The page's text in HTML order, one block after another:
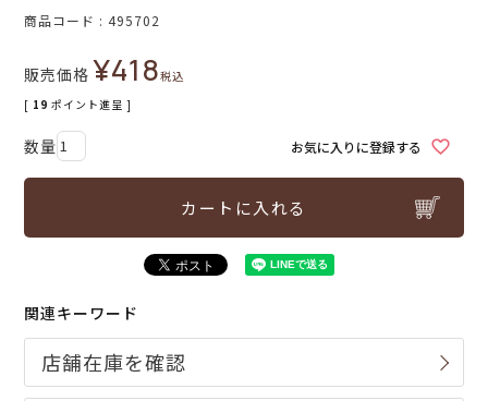
商品コード 495702
販売価格 ¥418税込
[ 19 ポイント進呈 ]
お気に入りに登録する
カートに入れる
関連キーワード